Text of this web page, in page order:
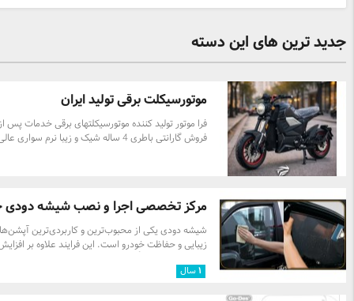
جدید ترین های این دسته
موتورسیکلت برقی تولید ایران
فرا موتور تولید کننده موتورسیکلتهای برقی خدمات پس از
فروش گارانتی باطری 4 ساله شیک و زیبا نرم سواری عالی
مرکز تخصصی اجرا و نصب شیشه دودی
شیشه دودی یکی از محبوب‌ترین و کاربردی‌ترین
زیبایی و حفاظت خودرو است. این فرایند علاوه بر
داخلی، جلوگیری از نفوذ اشعه‌های مضر خورشید و۱سال